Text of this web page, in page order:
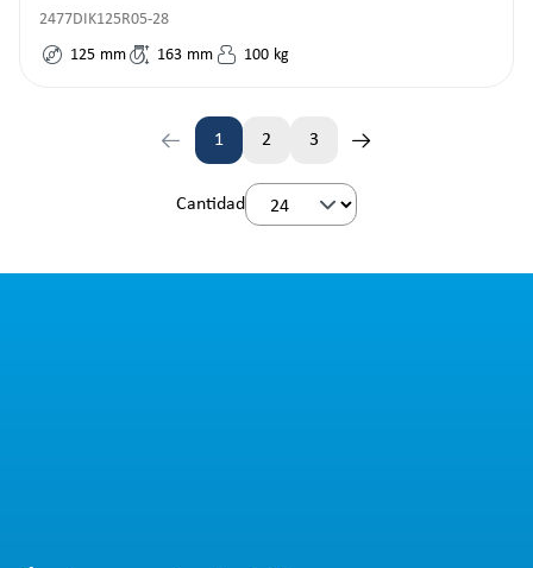
2477DIK125R05-28
125 mm 163 mm 100 kg
Página
1 2
Página
3
Cantidad